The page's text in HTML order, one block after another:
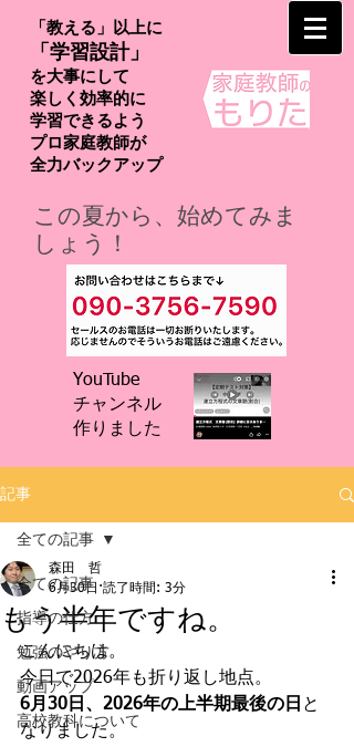
「教える」以上に
「学習設計」
を大事にして
楽しく効率的に
学習できるよう
プロ家庭教師が
​全力バックアップ
この夏から、始めてみま
しょう！
YouTube
チャンネル
​作りました
記事
全ての記事
指導の仕方
勉強のやり方
動画アップ
高校教科について
全ての記事
もう半年ですね。
森田 哲
6月30日 読了時間: 3分
こんにちは。
今日で2026年も折り返し地点。
6月30日、2026年の上半期最後の日 と
なりました。